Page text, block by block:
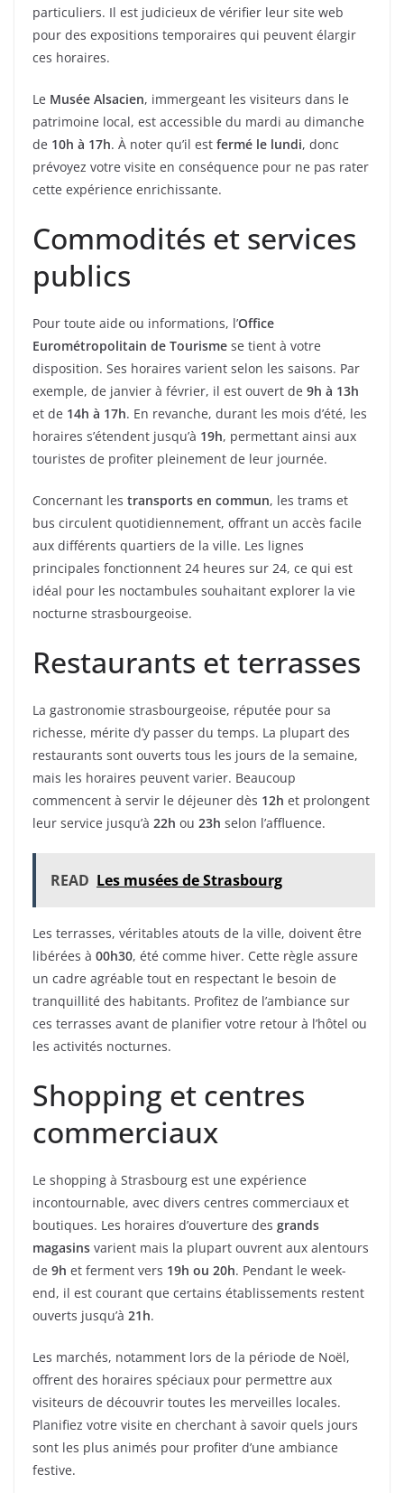
particuliers. Il est judicieux de vérifier leur site web
pour des expositions temporaires qui peuvent élargir
ces horaires.
Le Musée Alsacien, immergeant les visiteurs dans le
patrimoine local, est accessible du mardi au dimanche
de 10h à 17h. À noter qu’il est fermé le lundi, donc
prévoyez votre visite en conséquence pour ne pas rater
cette expérience enrichissante.
Commodités et services
publics
Pour toute aide ou informations, l’Office
Eurométropolitain de Tourisme se tient à votre
disposition. Ses horaires varient selon les saisons. Par
exemple, de janvier à février, il est ouvert de 9h à 13h
et de 14h à 17h. En revanche, durant les mois d’été, les
horaires s’étendent jusqu’à 19h, permettant ainsi aux
touristes de profiter pleinement de leur journée.
Concernant les transports en commun, les trams et
bus circulent quotidiennement, offrant un accès facile
aux différents quartiers de la ville. Les lignes
principales fonctionnent 24 heures sur 24, ce qui est
idéal pour les noctambules souhaitant explorer la vie
nocturne strasbourgeoise.
Restaurants et terrasses
La gastronomie strasbourgeoise, réputée pour sa
richesse, mérite d’y passer du temps. La plupart des
restaurants sont ouverts tous les jours de la semaine,
mais les horaires peuvent varier. Beaucoup
commencent à servir le déjeuner dès 12h et prolongent
leur service jusqu’à 22h ou 23h selon l’affluence.
READ Les musées de Strasbourg
Les terrasses, véritables atouts de la ville, doivent être
libérées à 00h30, été comme hiver. Cette règle assure
un cadre agréable tout en respectant le besoin de
tranquillité des habitants. Profitez de l’ambiance sur
ces terrasses avant de planifier votre retour à l’hôtel ou
les activités nocturnes.
Shopping et centres
commerciaux
Le shopping à Strasbourg est une expérience
incontournable, avec divers centres commerciaux et
boutiques. Les horaires d’ouverture des grands
magasins varient mais la plupart ouvrent aux alentours
de 9h et ferment vers 19h ou 20h. Pendant le week-
end, il est courant que certains établissements restent
ouverts jusqu’à 21h.
Les marchés, notamment lors de la période de Noël,
offrent des horaires spéciaux pour permettre aux
visiteurs de découvrir toutes les merveilles locales.
Planifiez votre visite en cherchant à savoir quels jours
sont les plus animés pour profiter d’une ambiance
festive.